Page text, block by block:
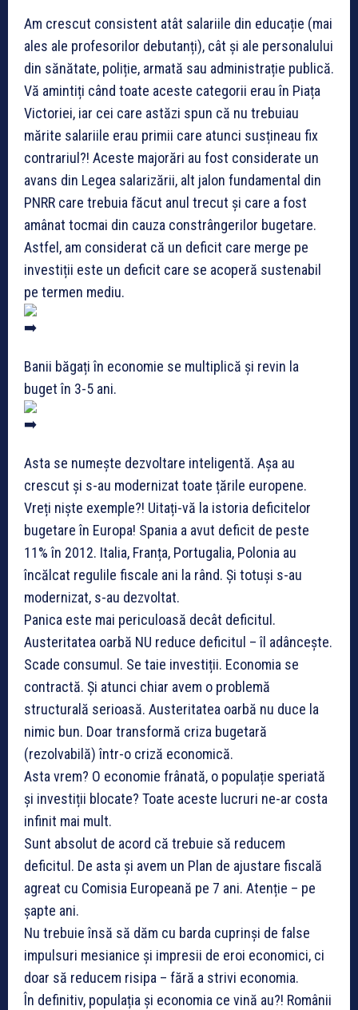
Am crescut consistent atât salariile din educație (mai
ales ale profesorilor debutanți), cât și ale personalului
din sănătate, poliție, armată sau administrație publică.
Vă amintiți când toate aceste categorii erau în Piața
Victoriei, iar cei care astăzi spun că nu trebuiau
mărite salariile erau primii care atunci susțineau fix
contrariul?! Aceste majorări au fost considerate un
avans din Legea salarizării, alt jalon fundamental din
PNRR care trebuia făcut anul trecut și care a fost
amânat tocmai din cauza constrângerilor bugetare.
Astfel, am considerat că un deficit care merge pe
investiții este un deficit care se acoperă sustenabil
pe termen mediu.
Banii băgați în economie se multiplică și revin la
buget în 3-5 ani.
Asta se numește dezvoltare inteligentă. Așa au
crescut și s-au modernizat toate țările europene.
Vreți niște exemple?! Uitați-vă la istoria deficitelor
bugetare în Europa! Spania a avut deficit de peste
11% în 2012. Italia, Franța, Portugalia, Polonia au
încălcat regulile fiscale ani la rând. Și totuși s-au
modernizat, s-au dezvoltat.
Panica este mai periculoasă decât deficitul.
Austeritatea oarbă NU reduce deficitul – îl adâncește.
Scade consumul. Se taie investiții. Economia se
contractă. Și atunci chiar avem o problemă
structurală serioasă. Austeritatea oarbă nu duce la
nimic bun. Doar transformă criza bugetară
(rezolvabilă) într-o criză economică.
Asta vrem? O economie frânată, o populație speriată
și investiții blocate? Toate aceste lucruri ne-ar costa
infinit mai mult.
Sunt absolut de acord că trebuie să reducem
deficitul. De asta și avem un Plan de ajustare fiscală
agreat cu Comisia Europeană pe 7 ani. Atenție – pe
șapte ani.
Nu trebuie însă să dăm cu barda cuprinși de false
impulsuri mesianice și impresii de eroi economici, ci
doar să reducem risipa – fără a strivi economia.
În definitiv, populația și economia ce vină au?! Românii